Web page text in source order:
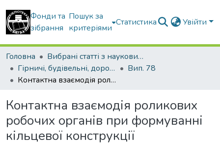
Фонди та
зібрання
Пошук за
критеріями
Статистика Увійти
Головна
Вибрані статті з наукових збірників КНУБА
Гірничі, будівельні, дорожні та меліоративні машини
Вип. 78
Контактна взаємодія роликових робочих органів при формуванні кільцевої конструкції
Контактна взаємодія роликових
робочих органів при формуванні
кільцевої конструкції